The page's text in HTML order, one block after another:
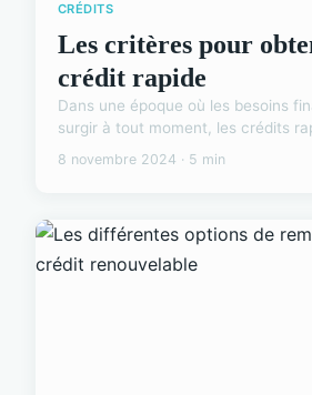
CRÉDITS
Les critères pour
crédit rapide
Dans une époque où les besoins
surgir à tout moment, les crédits
8 novembre 2024 · 5 min